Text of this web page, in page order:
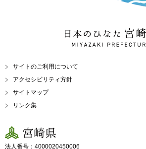
日本のひなた 宮崎県
MIYAZAKI PREFECTURE
サイトのご利用について
アクセシビリティ方針
サイトマップ
リンク集
宮崎県
法人番号：4000020450006